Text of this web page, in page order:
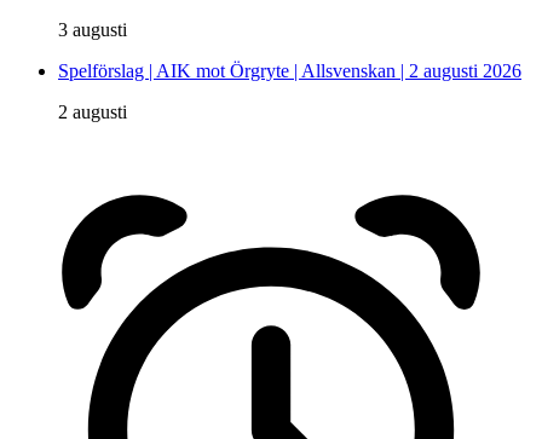
3 augusti
Spelförslag | AIK mot Örgryte | Allsvenskan | 2 augusti 2026
2 augusti